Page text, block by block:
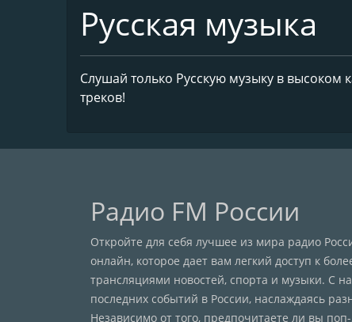
Русская музыка
Слушай только Русскую музыку в высоком
треков!
Радио FM России
Откройте для себя лучшее из мира радио
онлайн, которое дает вам легкий доступ к
трансляциями новостей, спорта и музыки. С
последних событий в России, наслаждаясь
Независимо от того, предпочитаете ли вы